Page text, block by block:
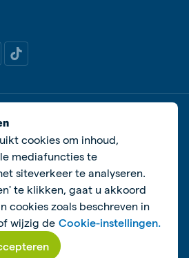
cookies om inhoud,
mediafuncties te
siteverkeer te analyseren.
te klikken, gaat u akkoord
cookies zoals beschreven in
wijzig de Cookie-instellingen.